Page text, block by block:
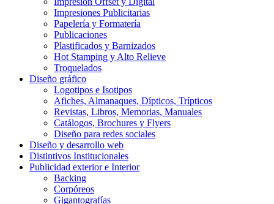
Impresiones Publicitarias
Papelería y Formatería
Publicaciones
Plastificados y Barnizados
Hot Stamping y Alto Relieve
Troquelados
Diseño gráfico
Logotipos e Isotipos
Afiches, Almanaques, Dípticos, Trípticos
Revistas, Libros, Memorias, Manuales
Catálogos, Brochures y Flyers
Diseño para redes sociales
Diseño y desarrollo web
Distintivos Institucionales
Publicidad exterior e Interior
Backing
Corpóreos
Gigantografías